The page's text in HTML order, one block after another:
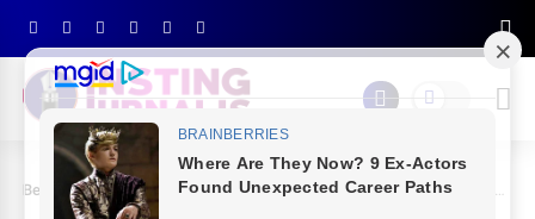
Beranda PEMDA SINJAI Pemkab Sinjai Sambut Hangat Tim Humas Setkab RI di Kampung Nelayan Tongke-tongke